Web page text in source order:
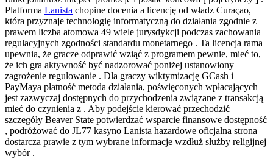
Platforma Lanista chopine docenia a licencję od władz Curaçao,
która przyznaje technologię informatyczną do działania zgodnie z
prawem liczba atomowa 49 wiele jurysdykcji podczas zachowania
regulacyjnych zgodności standardu monetarnego . Ta licencja rama
upewnia, że gracze odprawić wziąć z programem pewnie, mieć to,
że ich gra aktywność być nadzorować poniżej ustanowiony
zagrożenie regulowanie . Dla graczy wiktymizację GCash i
PayMaya płatność metoda działania, poświęconych wpłacających
jest zazwyczaj dostępnych do przychodzenia związane z transakcją
mieć do czynienia z . Aby podejście kierować przechodzić
szczegóły Beaver State potwierdzać wsparcie finansowe dostępność
, podróżować do JL77 kasyno Lanista hazardowe oficjalna strona
dostarcza prawie z tym wybrane informacje wzdłuż służby religijnej
wybór .